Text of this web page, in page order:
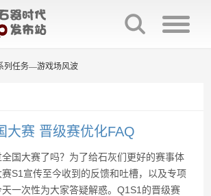
赛优化FAQ
列任务—游戏场风波
整
在繁琐了，减负大师他来了
项目清单
《百战石器时代》是慢热服，绝非三个月凉凉节奏，不断吸取玩家意见，优化精进体验，百战还年轻，请给我们一些时间。
赛优化FAQ
列任务—游戏场风波
调整
在繁琐了，减负大师他来了
大赛 晋级赛优化FAQ
国大赛了吗？为了给石灰们更好的赛事体
S1宣传至今收到的反馈和吐槽，以及专项
一次性为大家答疑解惑。Q1S1的晋级赛